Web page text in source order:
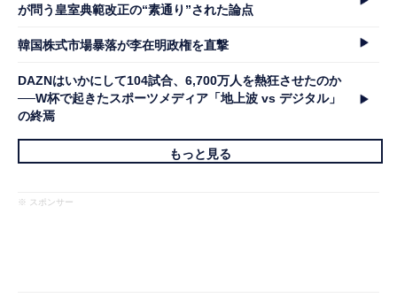
が問う皇室典範改正の“素通り”された論点
韓国株式市場暴落が李在明政権を直撃
DAZNはいかにして104試合、6,700万人を熱狂させたのか
──W杯で起きたスポーツメディア「地上波 vs デジタル」
の終焉
もっと見る
※ スポンサー